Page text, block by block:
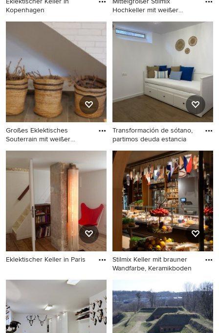
Kopenhagen
Eklektischer Keller in
Hochkeller mit weißer
Mittelgroßer Stilmix
Hochkeller mit weißer
Wandfarbe und
Keramikboden in Nancy
Großes Eklektisches
Souterrain mit weißer
Großes Eklektisches
Souterrain mit weißer
Wandfarbe, Porzellan-
Bodenfliesen, Eckkamin,
braunem Boden und
Ziegelwänden in Sonstige
Transformación de sótano,
partimos deuda estancia
Stilmix Keller in Alicante-
Costa Blanca
Eklektischer Keller in Paris
Stilmix Keller mit brauner
Wandfarbe, Keramikboden
Stilmix Keller mit brauner
Wandfarbe, Keramikboden
und beigem Boden in Neapel